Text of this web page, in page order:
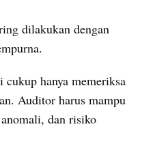
dilakukan dengan
hanya memeriksa
Auditor harus mampu
dan risiko